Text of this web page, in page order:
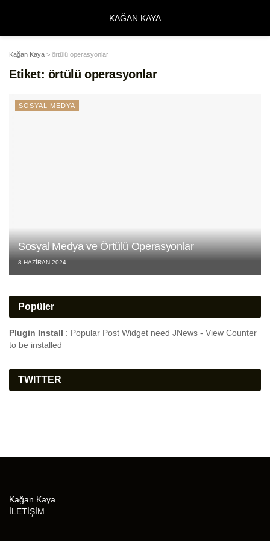
KAĞAN KAYA
Kağan Kaya > örtülü operasyonlar
Etiket: örtülü operasyonlar
SOSYAL MEDYA
Sosyal Medya ve Örtülü Operasyonlar
8 HAZIRAN 2024
Popüler
Plugin Install : Popular Post Widget need JNews - View Counter
to be installed
TWITTER
Kağan Kaya
İLETİŞİM